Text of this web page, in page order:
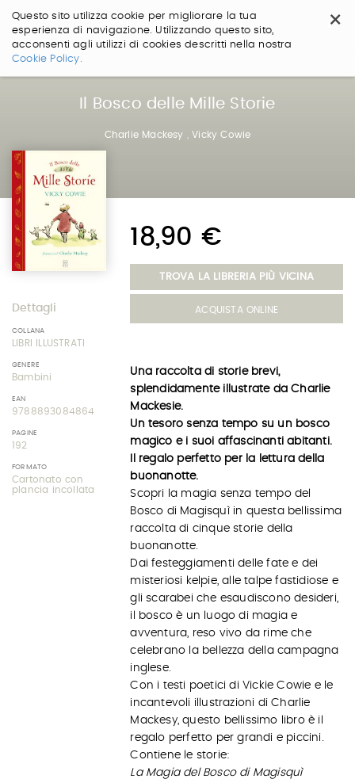
×
Questo sito utilizza cookie per migliorare la tua
esperienza di navigazione. Utilizzando questo sito,
acconsenti agli utilizzi di cookies descritti nella nostra
Cookie Policy.
Salta
Il Bosco delle Mille Storie
Charlie Mackesy ,Vicky Cowie
Dettagli
COLLANA
LIBRI ILLUSTRATI
GENERE
Bambini
EAN
9788893084864
PAGINE
192
FORMATO
Cartonato con
plancia incollata
18,90 €
TROVA LA LIBRERIA PIÙ VICINA
ACQUISTA ONLINE
Una raccolta di storie brevi,
splendidamente illustrate da Charlie
Mackesie.
Un tesoro senza tempo su un bosco
magico e i suoi affascinanti abitanti.
Il regalo perfetto per la lettura della
buonanotte.
Scopri la magia senza tempo del
Bosco di Magisquì in questa bellissima
raccolta di cinque storie della
buonanotte.
Dai festeggiamenti delle fate e dei
misteriosi kelpie, alle talpe fastidiose e
gli scarabei che esaudiscono desideri,
il bosco è un luogo di magia e
avventura, reso vivo da rime che
celebrano la bellezza della campagna
inglese.
Con i testi poetici di Vickie Cowie e le
incantevoli illustrazioni di Charlie
Mackesy, questo bellissimo libro è il
regalo perfetto per grandi e piccini.
Contiene le storie:
La Magia del Bosco di Magisquì